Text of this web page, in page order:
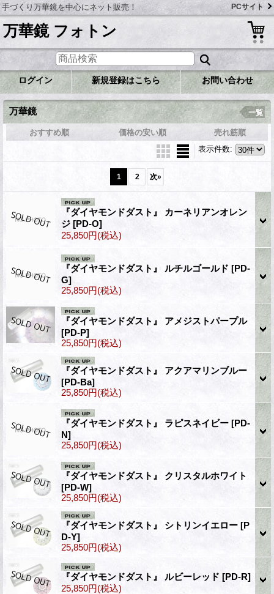
手づくり万華鏡を中心にネット販売！ PCサイト
万華鏡 フォトン
ログイン 新規登録はこちら お問い合わせ
万華鏡 一覧
おすすめ順 価格の安い順
売れ筋順
表示件数:
1 2 次»
『ダイヤモンドダスト』 カーネリアンオレン
ジ [PD-O]
25,850円(税込)
『ダイヤモンドダスト』 ルチルゴールド [PD-
G]
25,850円(税込)
『ダイヤモンドダスト』 アメジストパープル
[PD-P]
25,850円(税込)
『ダイヤモンドダスト』 アクアマリンブルー
[PD-Ba]
25,850円(税込)
『ダイヤモンドダスト』 ラピスネイビー [PD-
N]
25,850円(税込)
『ダイヤモンドダスト』 クリスタルホワイト
[PD-W]
25,850円(税込)
『ダイヤモンドダスト』 シトリンイエロー [P
D-Y]
25,850円(税込)
『ダイヤモンドダスト』 ルビーレッド [PD-R]
25,850円(税込)